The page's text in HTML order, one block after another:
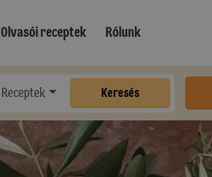
Olvasói receptek Rólunk
Receptek Keresés